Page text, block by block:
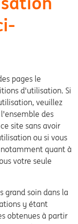
pages le
d'utilisation. Si
veuillez
des
site sans avoir
ou si vous
quant à
votre seule
grand soin dans la
y étant
obtenues à partir